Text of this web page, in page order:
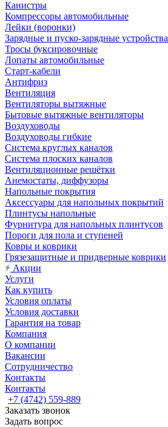
Канистры
Компрессоры автомобильные
Лейки (воронки)
Зарядные и пуско-зарядные устройства
Тросы буксировочные
Лопаты автомобильные
Старт-кабели
Антифриз
Вентиляция
Вентиляторы вытяжные
Бытовые вытяжные вентиляторы
Воздуховоды
Воздуховоды гибкие
Система круглых каналов
Система плоских каналов
Вентиляционные решётки
Анемостаты, диффузоры
Напольные покрытия
Аксессуары для напольных покрытий
Плинтусы напольные
Фурнитура для напольных плинтусов
Пороги для пола и ступеней
Ковры и коврики
Грязезащитные и придверные коврики
Акции
Услуги
Как купить
Условия оплаты
Условия доставки
Гарантия на товар
Компания
О компании
Вакансии
Сотрудничество
Контакты
Контакты
+7 (4742) 559-889
Заказать звонок
Задать вопрос